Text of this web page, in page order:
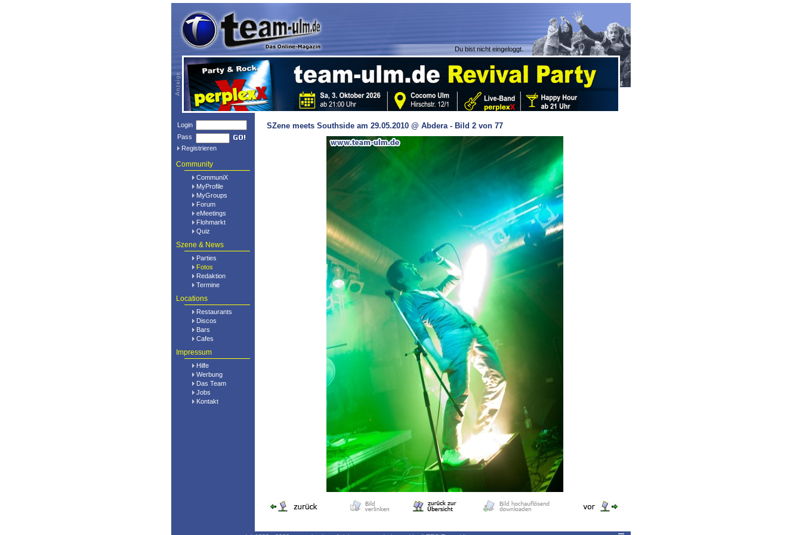
Du bist nicht eingeloggt.
Login
Pass
Registrieren
Community
CommuniX
MyProfile
MyGroups
Forum
eMeetings
Flohmarkt
Quiz
Szene & News
Parties
Fotos
Redaktion
Termine
Locations
Restaurants
Discos
Bars
Cafes
Impressum
Hilfe
Werbung
Das Team
Jobs
Kontakt
SZene meets Southside am 29.05.2010 @ Abdera - Bild 2 von 77